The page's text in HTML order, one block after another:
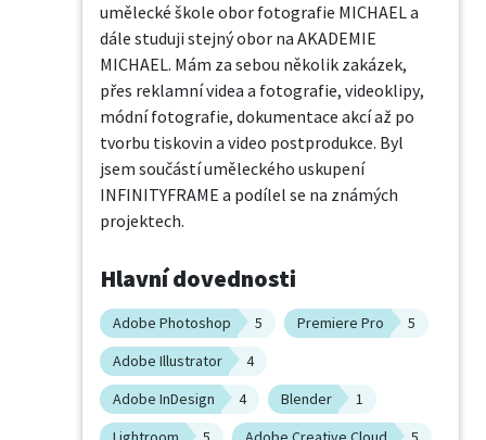
umělecké škole obor fotografie MICHAEL a
dále studuji stejný obor na AKADEMIE
MICHAEL. Mám za sebou několik zakázek,
přes reklamní videa a fotografie, videoklipy,
módní fotografie, dokumentace akcí až po
tvorbu tiskovin a video postprodukce. Byl
jsem součástí uměleckého uskupení
INFINITYFRAME a podílel se na známých
projektech.
Hlavní dovednosti
Adobe Photoshop 5 Premiere Pro
5
Adobe Illustrator
4
Adobe InDesign
4 Blender
1